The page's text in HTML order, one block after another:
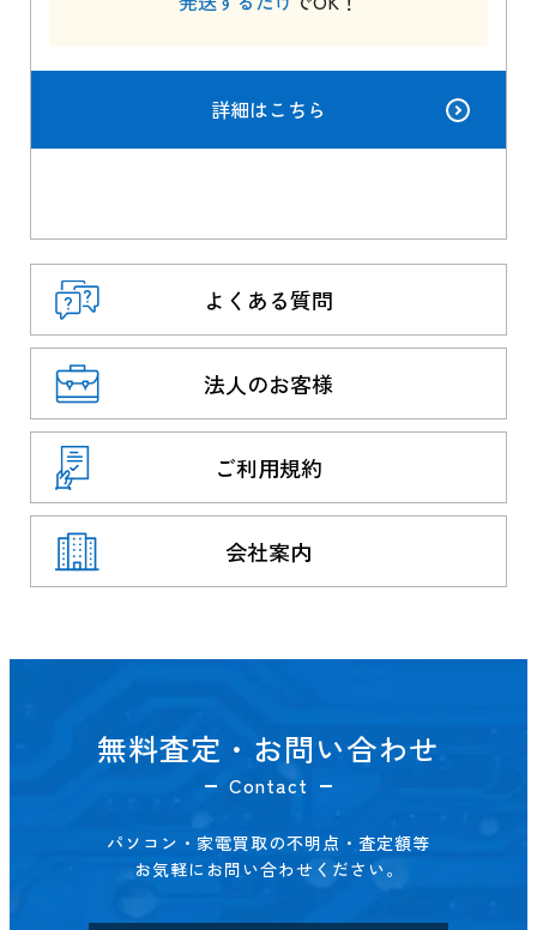
詳細はこちら
よくある質問
法人のお客様
ご利用規約
会社案内
無料査定・お問い合わせ
Contact
パソコン・家電買取の不明点・査定額等
お気軽にお問い合わせください。